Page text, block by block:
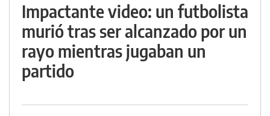
Impactante video: un futbolista
murió tras ser alcanzado por un
rayo mientras jugaban un
partido